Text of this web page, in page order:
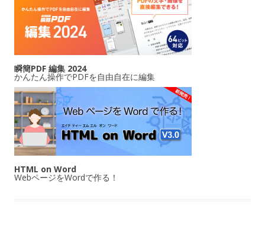
瞬簡PDF 編集 2024
かんたん操作でPDFを自由自在に編集
HTML on Word
WebページをWordで作る！